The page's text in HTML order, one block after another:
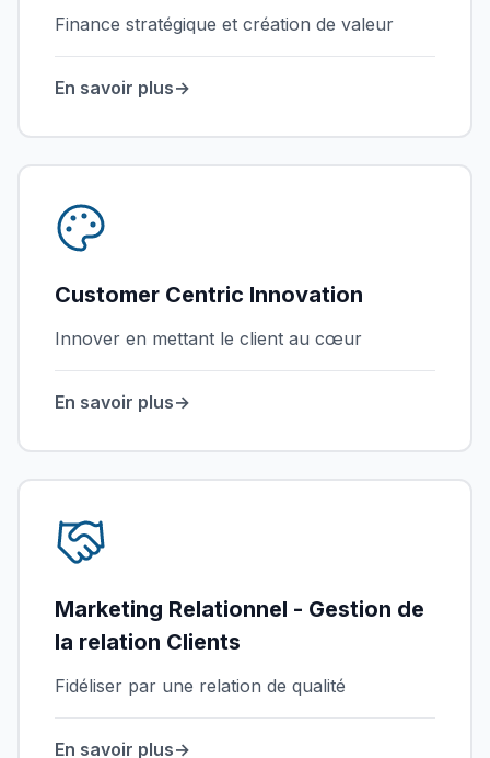
Finance stratégique et création de valeur
En savoir plus→
Customer Centric Innovation
Innover en mettant le client au cœur
En savoir plus→
Marketing Relationnel - Gestion de
la relation Clients
Fidéliser par une relation de qualité
En savoir plus→